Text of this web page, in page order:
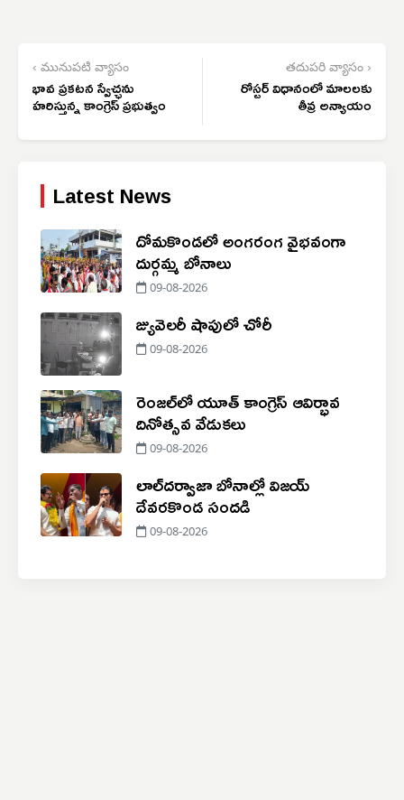
‹ మునుపటి వ్యాసం
భావ ప్రకటన స్వేచ్ఛను
హరిస్తున్న కాంగ్రెస్ ప్రభుత్వం
తదుపరి వ్యాసం ›
రోస్టర్ విధానంలో మాలలకు
తీవ్ర అన్యాయం
Latest News
దోమకొండలో అంగరంగ వైభవంగా
దుర్గమ్మ బోనాలు
09-08-2026
జ్యువెలరీ షాపులో చోరీ
09-08-2026
రెంజల్‌లో యూత్ కాంగ్రెస్ ఆవిర్భావ
దినోత్సవ వేడుకలు
09-08-2026
లాల్​దర్వాజా బోనాల్లో విజయ్
దేవరకొండ సందడి
09-08-2026